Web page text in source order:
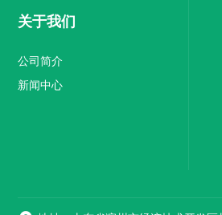
关于我们
公司简介
新闻中心